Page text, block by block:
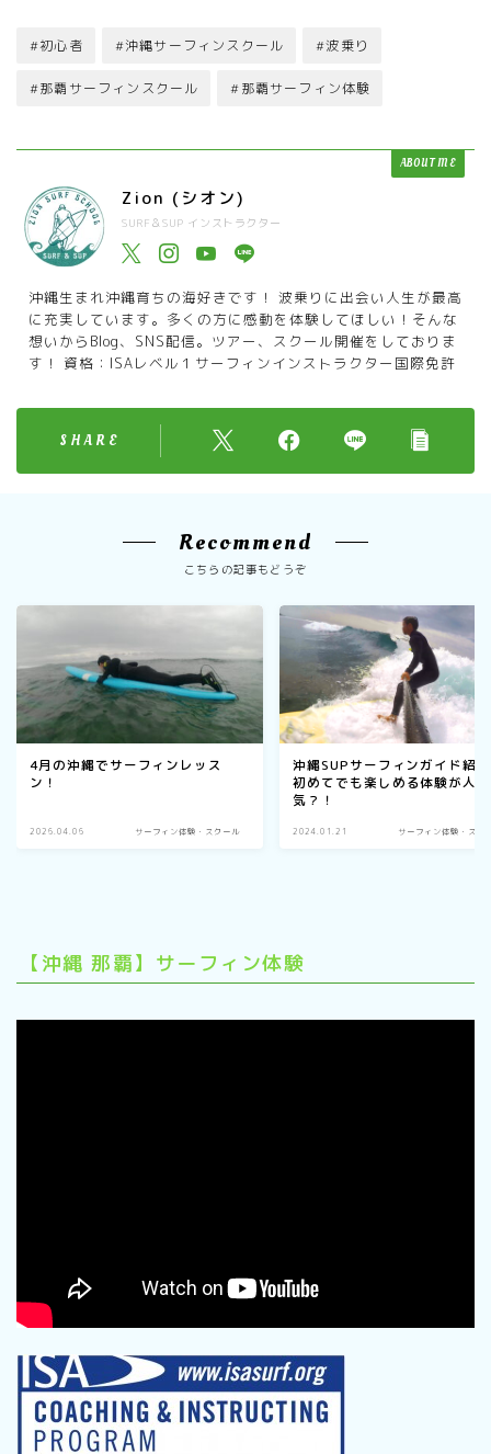
#初心者 #沖縄サーフィンスクール #波乗り
#那覇サーフィンスクール #那覇サーフィン体験
ABOUT ME
Zion (シオン)
SURF＆SUP インストラクター
沖縄生まれ沖縄育ちの海好きです！ 波乗りに出会い人生が最高
に充実しています。多くの方に感動を体験してほしい！そんな
想いからBlog、SNS配信。ツアー、スクール開催をしておりま
す！ 資格：ISAレベル１サーフィンインストラクター国際免許
SHARE
Recommend
こちらの記事もどうぞ
4月の沖縄でサーフィンレッス
ン！
2026.04.06 サーフィン体験・スクール
沖縄SUPサーフィンガイド紹
初めてでも楽しめる体験が人
気？！
2024.01.21 サーフィン体験・スク
【沖縄 那覇】サーフィン体験